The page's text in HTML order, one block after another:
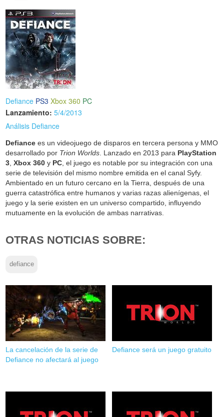
Defiance PS3 Xbox 360 PC
Lanzamiento: 5/4/2013
Análisis Defiance
Defiance es un videojuego de disparos en tercera persona y MMO
desarrollado por Trion Worlds. Lanzado en 2013 para PlayStation
3,Xbox 360 y PC, el juego es notable por su integración con una
serie de televisión del mismo nombre emitida en el canal Syfy.
Ambientado en un futuro cercano en la Tierra, después de una
guerra catastrófica entre humanos y varias razas alienígenas, el
juego y la serie existen en un universo compartido, influyendo
mutuamente en la evolución de ambas narrativas.
OTRAS NOTICIAS SOBRE:
defiance
La cancelación de la serie de
Defiance no afectará al juego
Defiance será un juego gratuito